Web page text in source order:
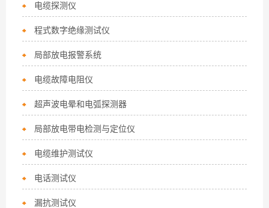
电缆探测仪
程式数字绝缘测试仪
局部放电报警系统
电缆故障电阻仪
超声波电晕和电弧探测器
局部放电带电检测与定位仪
电缆维护测试仪
电话测试仪
漏抗测试仪